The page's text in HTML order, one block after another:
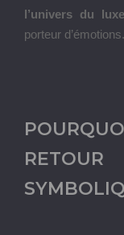
l’univers du luxe
porteur d’émotions.